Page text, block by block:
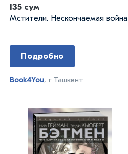
135 сум
Мстители. Нескончаемая война
Подробно
Book4You, г Ташкент